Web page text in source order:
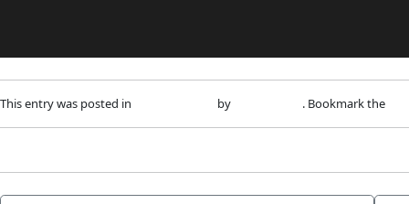
This entry was posted in by . Bookmark the